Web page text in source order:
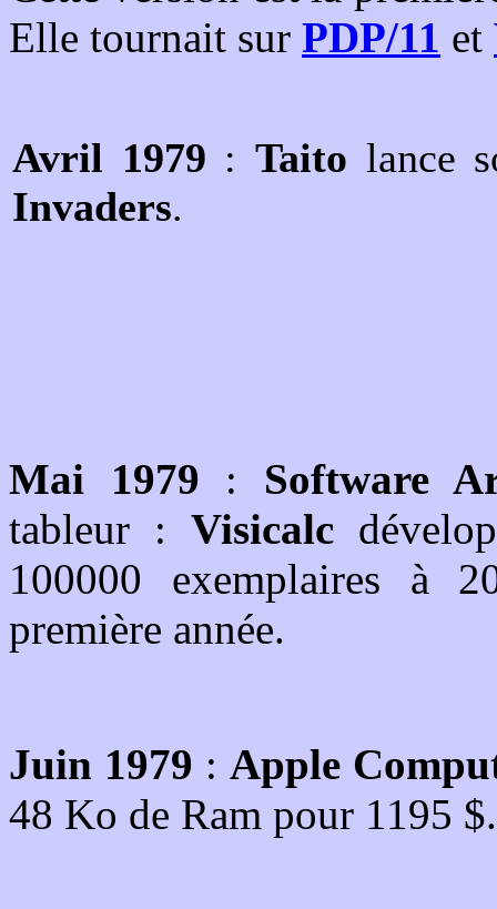
Elle tournait sur PDP/11 et
Avril 1979 : Taito lance
Invaders.
Mai 1979 : Software
tableur : Visicalc
100000 exemplaires à
première année.
Juin 1979 : Apple
48 Ko de Ram pour 1195 $.